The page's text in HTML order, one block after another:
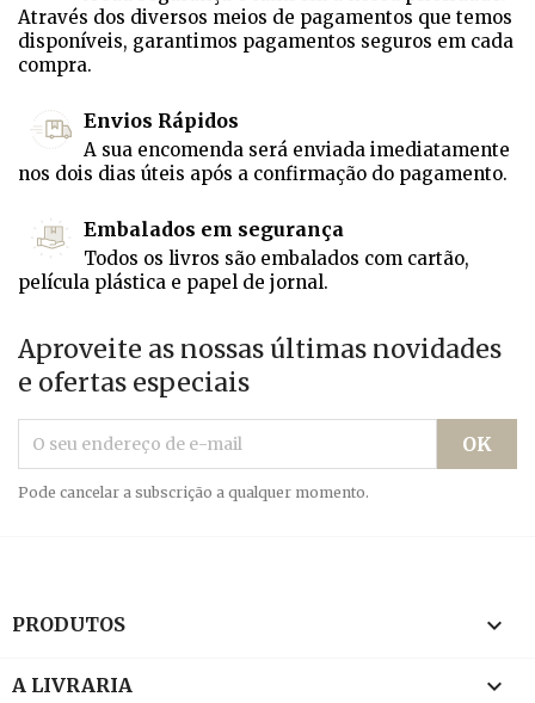
Através dos diversos meios de pagamentos que temos
disponíveis, garantimos pagamentos seguros em cada
compra.
Envios Rápidos
A sua encomenda será enviada imediatamente
nos dois dias úteis após a confirmação do pagamento.
Embalados em segurança
Todos os livros são embalados com cartão,
película plástica e papel de jornal.
Aproveite as nossas últimas novidades
e ofertas especiais
Pode cancelar a subscrição a qualquer momento.
PRODUTOS 
A LIVRARIA 